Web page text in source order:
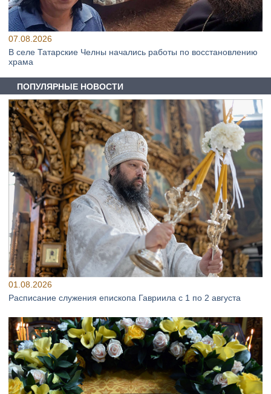
07.08.2026
В селе Татарские Челны начались работы по восстановлению
храма
ПОПУЛЯРНЫЕ НОВОСТИ
01.08.2026
Расписание служения епископа Гавриила с 1 по 2 августа